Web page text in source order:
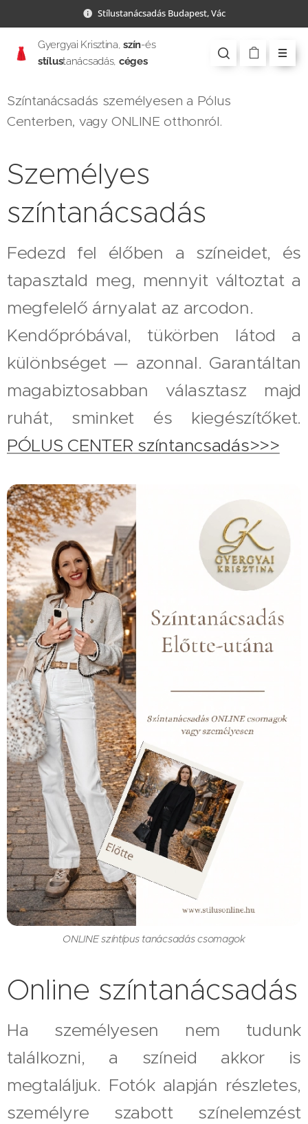
Stílustanácsadás Budapest, Vác
Gyergyai Krisztina, szín-és
stílustanácsadás, céges
Színtanácsadás személyesen a Pólus
Centerben, vagy ONLINE otthonról.
Személyes
színtanácsadás
Fedezd fel élőben a színeidet, és
tapasztald meg, mennyit változtat a
megfelelő árnyalat az arcodon.
Kendőpróbával, tükörben látod a
különbséget — azonnal. Garantáltan
magabiztosabban választasz majd
ruhát, sminket és kiegészítőket.
PÓLUS CENTER színtancsadás>>>
ONLINE színtípus tanácsadás csomagok
Online színtanácsadás
Ha személyesen nem tudunk
találkozni, a színeid akkor is
megtaláljuk. Fotók alapján részletes,
személyre szabott színelemzést